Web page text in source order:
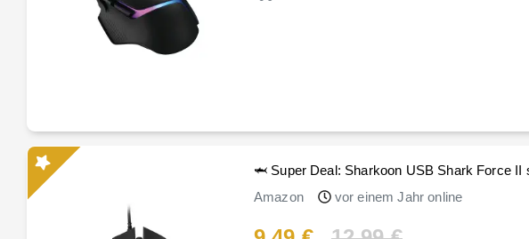
🦈 Super Deal: Sharkoon USB Shark Force II
Amazon
vor einem Jahr online